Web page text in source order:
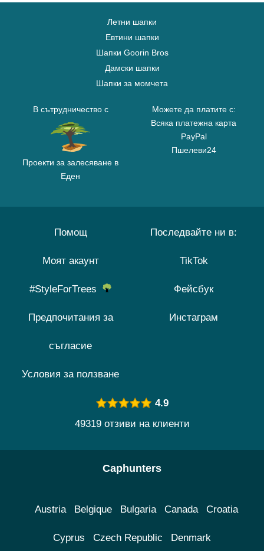
Летни шапки
Евтини шапки
Шапки Goorin Bros
Дамски шапки
Шапки за момчета
В сътрудничество с
Проекти за залесяване в
Еден
Можете да платите с:
Всяка платежна карта
PayPal
Пшелеви24
Помощ
Моят акаунт
#StyleForTrees
Предпочитания за
съгласие
Условия за ползване
Последвайте ни в:
TikTok
Фейсбук
Инстаграм
4.9
49319 отзиви на клиенти
Caphunters
Austria Belgique Bulgaria Canada Croatia
Cyprus Czech Republic Denmark